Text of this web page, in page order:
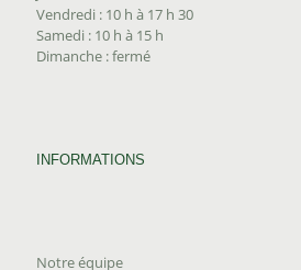
Vendredi : 10 h à 17 h 30
Samedi : 10 h à 15 h
Dimanche : fermé
INFORMATIONS
Notre équipe